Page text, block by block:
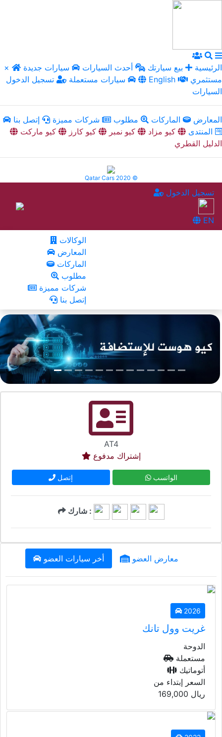
× الرئيسية بيع سيارتك أحدث السيارات
سيارات جديدة
سيارات مستعملة
تسجيل الدخول English
السيارات
المعارض الماركات مطلوب شركات مميزة
إتصل بنا
المنتدى
كيو مزاد كيو نمبر كيو كارز
كيو ماركت
الدليل القطري
Qatar Cars 2020 ©
تسجيل الدخول
EN
الوكالات
المعارض
الماركات
مطلوب
شركات مميزة
إتصل بنا